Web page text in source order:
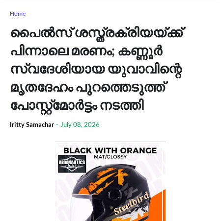
Home
പൈല്‍സ് ശസ്ത്രക്രിയയ്ക്ക്
പിന്നാലെ മരണം; കണ്ണൂർ
സ്വദേശിയായ യുവാവിന്റെ
മൃതദേഹം പുറത്തെടുത്ത്
പോസ്റ്റ്മോര്‍ട്ടം നടത്തി
Iritty Samachar - July 08, 2026